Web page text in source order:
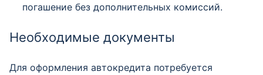
погашение без дополнительных комиссий.
Необходимые документы
Для оформления автокредита потребуется